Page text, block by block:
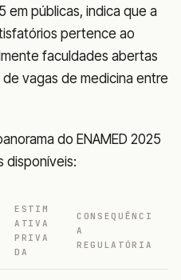
públicas, indica que a
pertence ao
faculdades abertas
vagas de medicina entre
do ENAMED 2025
disponíveis:
ESTIM
ATIVA
PRIVA
DA
CONSEQUÊNCI
A
REGULATÓRIA